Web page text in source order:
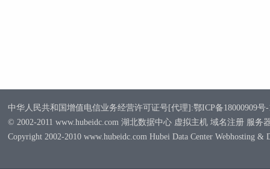
中华人民共和国增值电信业务经营许可证号[代理]:鄂ICP备18000909号-
© 2002-2011 www.hubeidc.com 湖北数据中心 虚拟主机 域名注册 服务
Copyright 2002-2010 www.hubeidc.com Hubei Data Center Webhosting &